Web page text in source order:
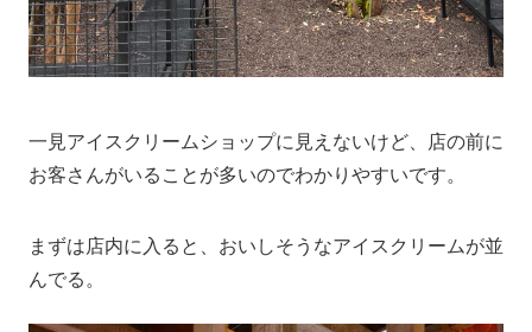
一見アイスクリームショップに見えないけど、店の前に
お客さんがいることが多いのでわかりやすいです。
まずは店内に入ると、おいしそうなアイスクリームが並
んでる。